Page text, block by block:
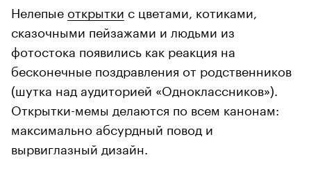
Нелепые открытки с цветами, котиками,
сказочными пейзажами и людьми из
фотостока появились как реакция на
бесконечные поздравления от родственников
(шутка над аудиторией «Одноклассников»).
Открытки-мемы делаются по всем канонам:
максимально абсурдный повод и
вырвиглазный дизайн.